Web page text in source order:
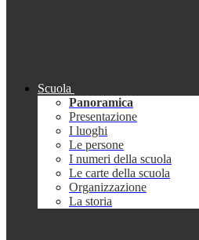
Scuola
Panoramica
Presentazione
I luoghi
Le persone
I numeri della scuola
Le carte della scuola
Organizzazione
La storia